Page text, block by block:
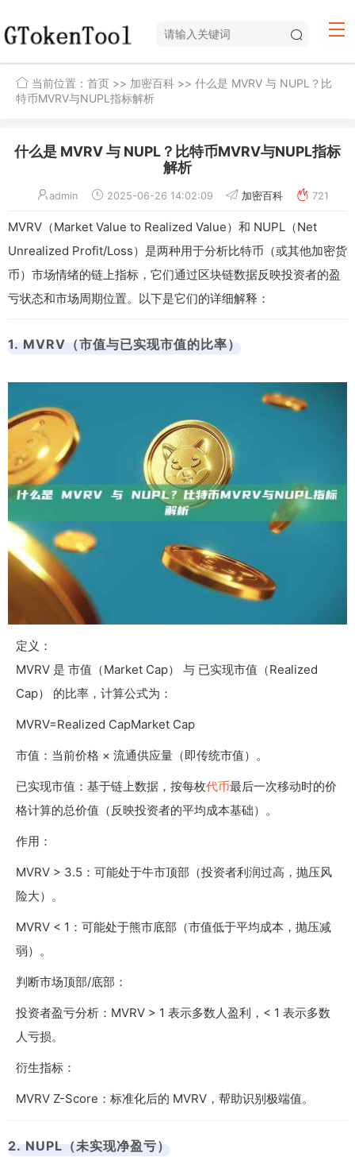
当前位置： 首页 >> 加密百科 >> 什么是 MVRV 与 NUPL？比
特币MVRV与NUPL指标解析
什么是 MVRV 与 NUPL？比特币MVRV与NUPL指标
解析
admin 2025-06-26 14:02:09 加密百科 721
MVRV（Market Value to Realized Value）和 NUPL（Net
Unrealized Profit/Loss）是两种用于分析比特币（或其他加密货
币）市场情绪的链上指标，它们通过区块链数据反映投资者的盈
亏状态和市场周期位置。以下是它们的详细解释：
1. MVRV（市值与已实现市值的比率）
定义：
MVRV 是 市值（Market Cap） 与 已实现市值（Realized
Cap） 的比率，计算公式为：
MVRV=Realized CapMarket Cap
市值：当前价格 × 流通供应量（即传统市值）。
已实现市值：基于链上数据，按每枚代币最后一次移动时的价
格计算的总价值（反映投资者的平均成本基础）。
作用：
MVRV > 3.5：可能处于牛市顶部（投资者利润过高，抛压风
险大）。
MVRV < 1：可能处于熊市底部（市值低于平均成本，抛压减
弱）。
判断市场顶部/底部：
投资者盈亏分析：MVRV > 1 表示多数人盈利，< 1 表示多数
人亏损。
衍生指标：
MVRV Z-Score：标准化后的 MVRV，帮助识别极端值。
2. NUPL（未实现净盈亏）